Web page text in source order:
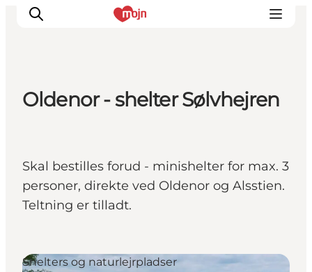
Det sker
Overnatning
Planlæg din ferie
Booking
Oldenor - shelter Sølvhejren
Skal bestilles forud - minishelter for max. 3
personer, direkte ved Oldenor og Alsstien.
Teltning er tilladt.
Shelters og naturlejrpladser